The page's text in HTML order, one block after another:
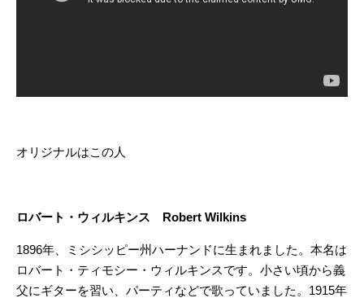
オリジナルはこの人
ロバート・ウィルキンス Robert Wilkins
1896年、ミシシッピー州ハーナンドに生まれました。本名は
ロバート・ティモシー・ウィルキンスです。小さい頃から義
父にギターを習い、パーティなどで歌っていました。1915年